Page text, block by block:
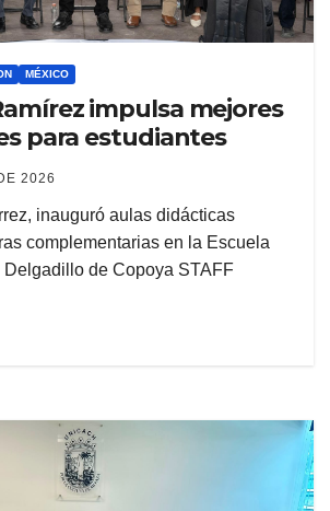
MÉXICO
impulsa mejores
para estudiantes
2026
inauguró aulas didácticas
complementarias en la Escuela
Delgadillo de Copoya STAFF